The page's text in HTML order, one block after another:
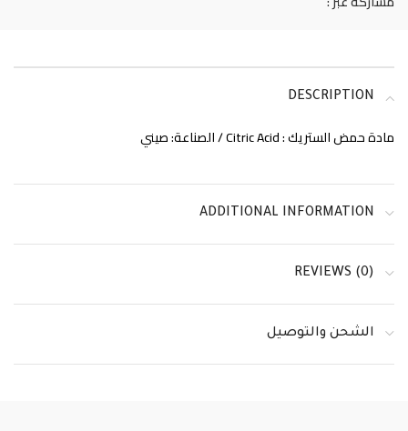
DESCRIPTION
مادة حمض الستريك : Citric Acid / الصناعة: صيني
ADDITIONAL INFORMATION
REVIEWS (0)
الشحن والتوصيل